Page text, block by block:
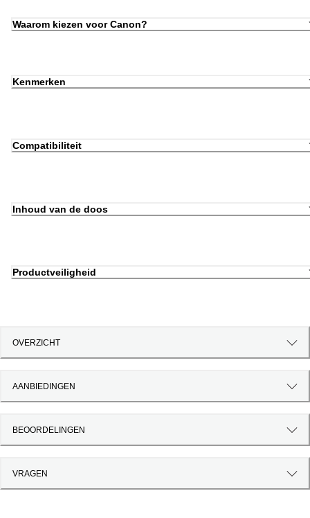
Waarom kiezen voor Canon?
Kenmerken
Compatibiliteit
Inhoud van de doos
Productveiligheid
OVERZICHT
AANBIEDINGEN
BEOORDELINGEN
VRAGEN